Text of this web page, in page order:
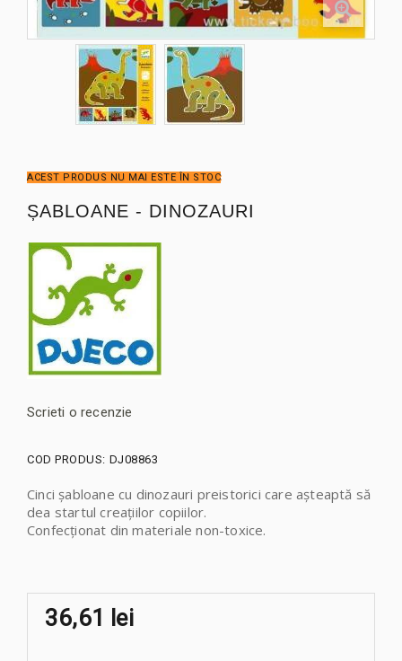
ACEST PRODUS NU MAI ESTE ÎN STOC
ȘABLOANE - DINOZAURI
Scrieti o recenzie
COD PRODUS: DJ08863
Cinci șabloane cu dinozauri preistorici care așteaptă să
dea startul creațiilor copiilor.
Confecționat din materiale non-toxice.
36,61 lei